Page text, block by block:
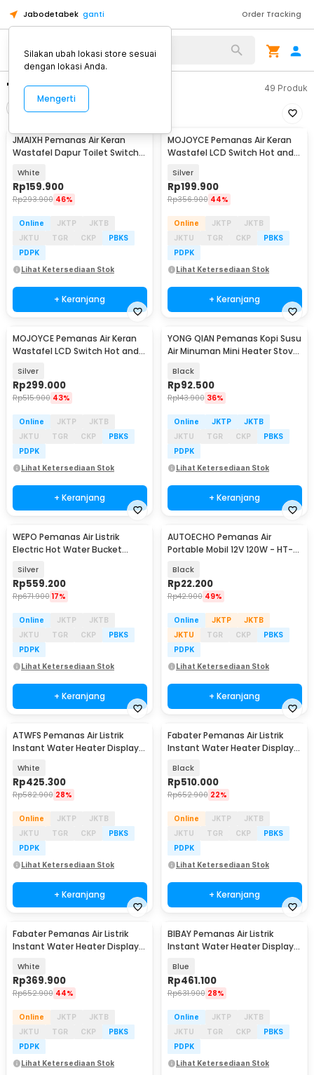
Jabodetabek ganti Order Tracking
"pemanas air" 49 Produk
Urutkan
JMAIXH Pemanas Air Keran
Wastafel Dapur Toilet Switch
White
Rp159.900
Rp293.900 46%
Online JKTP
JKTB
JKTU
TGR CKP
PBKS
PDPK
Lihat Ketersediaan Stok
+ Keranjang
MOJOYCE Pemanas Air Keran
Wastafel LCD Switch Hot and
Silver
Rp199.900
Rp356.900 44%
Online JKTP
JKTB
JKTU
TGR CKP
PBKS
PDPK
Lihat Ketersediaan Stok
+ Keranjang
MOJOYCE Pemanas Air Keran
Wastafel LCD Switch Hot and
Silver
Rp299.000
Rp515.900 43%
Online JKTP
JKTB
JKTU
TGR CKP
PBKS
PDPK
Lihat Ketersediaan Stok
+ Keranjang
YONG QIAN Pemanas Kopi Susu
Air Minuman Mini Heater Stove
Black
Rp92.500
Rp143.900 36%
Online JKTP
JKTB
JKTU
TGR CKP
PBKS
PDPK
Lihat Ketersediaan Stok
+ Keranjang
WEPO Pemanas Air Listrik
Electric Hot Water Bucket
Silver
Rp559.200
Rp671.900 17%
Online JKTP
JKTB
JKTU
TGR CKP
PBKS
PDPK
Lihat Ketersediaan Stok
+ Keranjang
AUTOECHO Pemanas Air
Portable Mobil 12V 120W - HT-
Black
Rp22.200
Rp42.900 49%
Online JKTP
JKTB
JKTU
TGR CKP
PBKS
PDPK
Lihat Ketersediaan Stok
+ Keranjang
ATWFS Pemanas Air Listrik
Instant Water Heater Display
White
Rp425.300
Rp582.900 28%
Online JKTP
JKTB
JKTU
TGR CKP
PBKS
PDPK
Lihat Ketersediaan Stok
+ Keranjang
Fabater Pemanas Air Listrik
Instant Water Heater Display
Black
Rp510.000
Rp652.900 22%
Online JKTP
JKTB
JKTU
TGR CKP
PBKS
PDPK
Lihat Ketersediaan Stok
+ Keranjang
Fabater Pemanas Air Listrik
Instant Water Heater Display
White
Rp369.900
Rp652.900 44%
Online JKTP
JKTB
JKTU
TGR CKP
PBKS
PDPK
Lihat Ketersediaan Stok
BIBAY Pemanas Air Listrik
Instant Water Heater Display
Blue
Rp461.100
Rp631.900 28%
Online JKTP
JKTB
JKTU
TGR CKP
PBKS
PDPK
Lihat Ketersediaan Stok
Silakan ubah lokasi store sesuai
dengan lokasi Anda.
Mengerti